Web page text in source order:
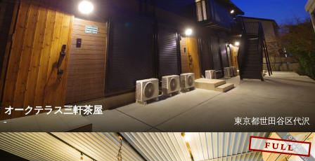
オークテラス三軒茶屋
東京都世田谷区代沢
-